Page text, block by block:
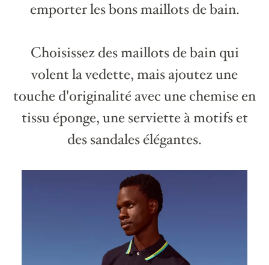
emporter les bons maillots de bain.
Choisissez des maillots de bain qui
volent la vedette, mais ajoutez une
touche d'originalité avec une chemise en
tissu éponge, une serviette à motifs et
des sandales élégantes.